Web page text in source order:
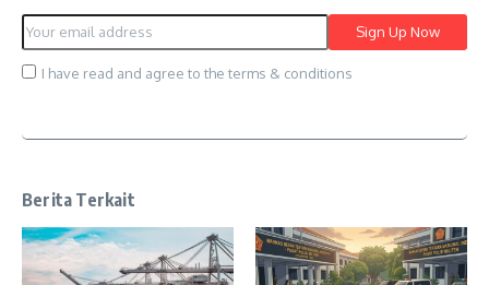
I have read and agree to the terms & conditions
Berita Terkait